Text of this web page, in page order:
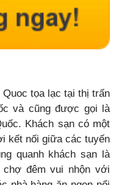
tọa lạc tại thị trấn
và cũng được gọi là
Khách sạn có một
kết nối giữa các tuyến
quanh khách sạn là
đêm vui nhộn với